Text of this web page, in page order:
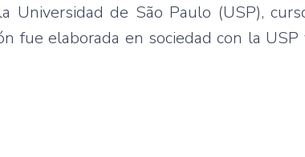
Universidad de São Paulo (USP),
fue elaborada en sociedad con la